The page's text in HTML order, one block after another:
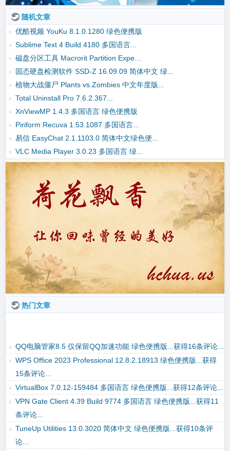
随机文章
优酷视频 YouKu 8.1.0.1280 绿色便携版
Sublime Text 4 Build 4180 多国语言...
磁盘分区工具 Macrorit Partition Expe...
固态硬盘检测软件 SSD-Z 16.09.09 简体中文 绿...
植物大战僵尸 Plants vs.Zombies 中文年度版...
Total Uninstall Pro 7.6.2.367...
XnViewMP 1.4.3 多国语言 绿色便携版
Piriform Recuva 1.53.1087 多国语言...
易信 EasyChat 2.1.1103.0 简体中文绿色便...
VLC Media Player 3.0.23 多国语言 绿...
热门文章
QQ电脑管家8.5 仅保留QQ加速功能 绿色便携版...获得16条评论...
WPS Office 2023 Professional 12.8.2.18913 绿色便携版...获得
15条评论...
VirtualBox 7.0.12-159484 多国语言 绿色便携版...获得12条评论...
VPN Gate Client 4.39 Build 9774 多国语言 绿色便携版...获得11
条评论...
TuneUp Utilities 13.0.3020 简体中文 绿色便携版...获得10条评
论...